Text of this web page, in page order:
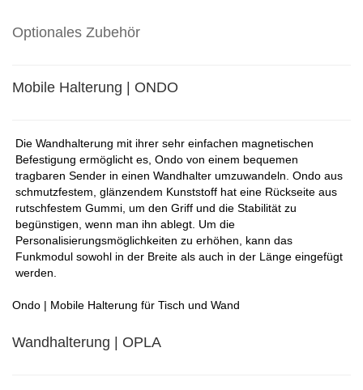
Optionales Zubehör
Mobile Halterung | ONDO
Die Wandhalterung mit ihrer sehr einfachen magnetischen
Befestigung ermöglicht es, Ondo von einem bequemen
tragbaren Sender in einen Wandhalter umzuwandeln. Ondo aus
schmutzfestem, glänzendem Kunststoff hat eine Rückseite aus
rutschfestem Gummi, um den Griff und die Stabilität zu
begünstigen, wenn man ihn ablegt. Um die
Personalisierungsmöglichkeiten zu erhöhen, kann das
Funkmodul sowohl in der Breite als auch in der Länge eingefügt
werden.
Ondo | Mobile Halterung für Tisch und Wand
Wandhalterung | OPLA